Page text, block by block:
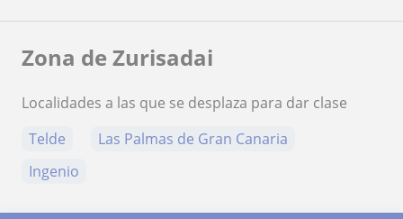
Zona de Zurisadai
Localidades a las que se desplaza para dar clase
Telde
Las Palmas de Gran Canaria
Ingenio